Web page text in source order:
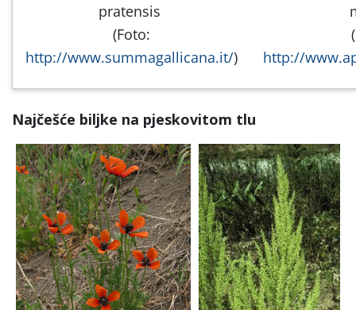
pratensis
(Foto:
http://www.summagallicana.it/)
http://
Najčešće biljke na pjeskovitom tlu